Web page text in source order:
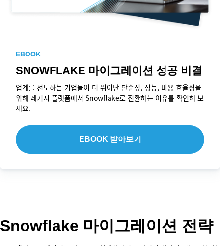
EBOOK
SNOWFLAKE 마이그레이션 성공 비결
업계를 선도하는 기업들이 더 뛰어난 단순성, 성능, 비용 효율성을
위해 레거시 플랫폼에서 Snowflake로 전환하는 이유를 확인해 보
세요.
EBOOK 받아보기
Snowflake 마이그레이션 전략